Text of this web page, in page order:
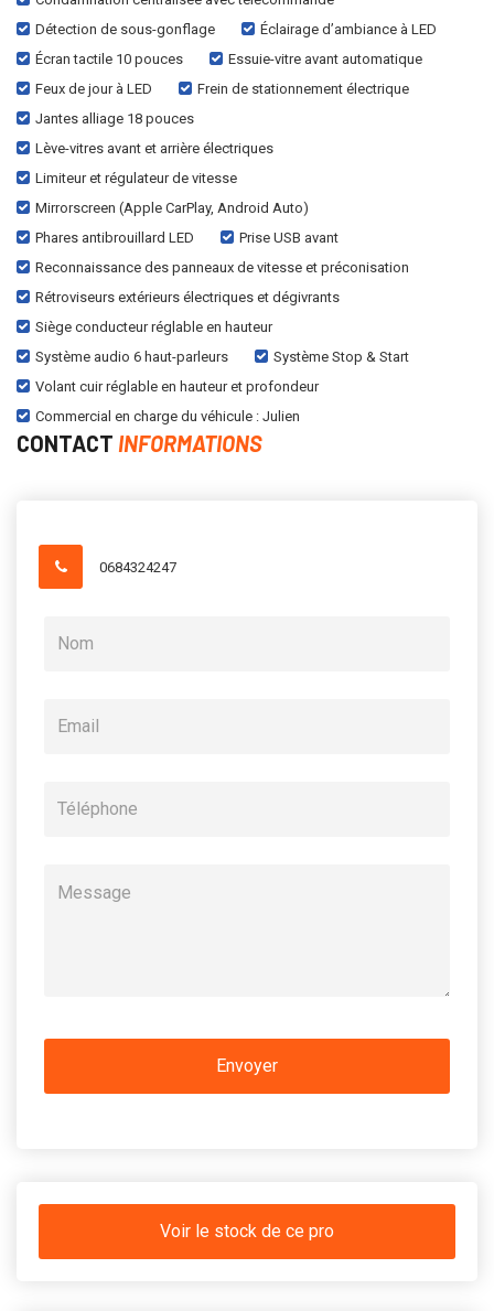
Détection de sous-gonflage
Éclairage d’ambiance à LED
Écran tactile 10 pouces
Essuie-vitre avant automatique
Feux de jour à LED
Frein de stationnement électrique
Jantes alliage 18 pouces
Lève-vitres avant et arrière électriques
Limiteur et régulateur de vitesse
Mirrorscreen (Apple CarPlay, Android Auto)
Phares antibrouillard LED
Prise USB avant
Reconnaissance des panneaux de vitesse et préconisation
Rétroviseurs extérieurs électriques et dégivrants
Siège conducteur réglable en hauteur
Système audio 6 haut-parleurs
Système Stop & Start
Volant cuir réglable en hauteur et profondeur
Commercial en charge du véhicule : Julien
CONTACT INFORMATIONS
0684324247
Voir le stock de ce pro